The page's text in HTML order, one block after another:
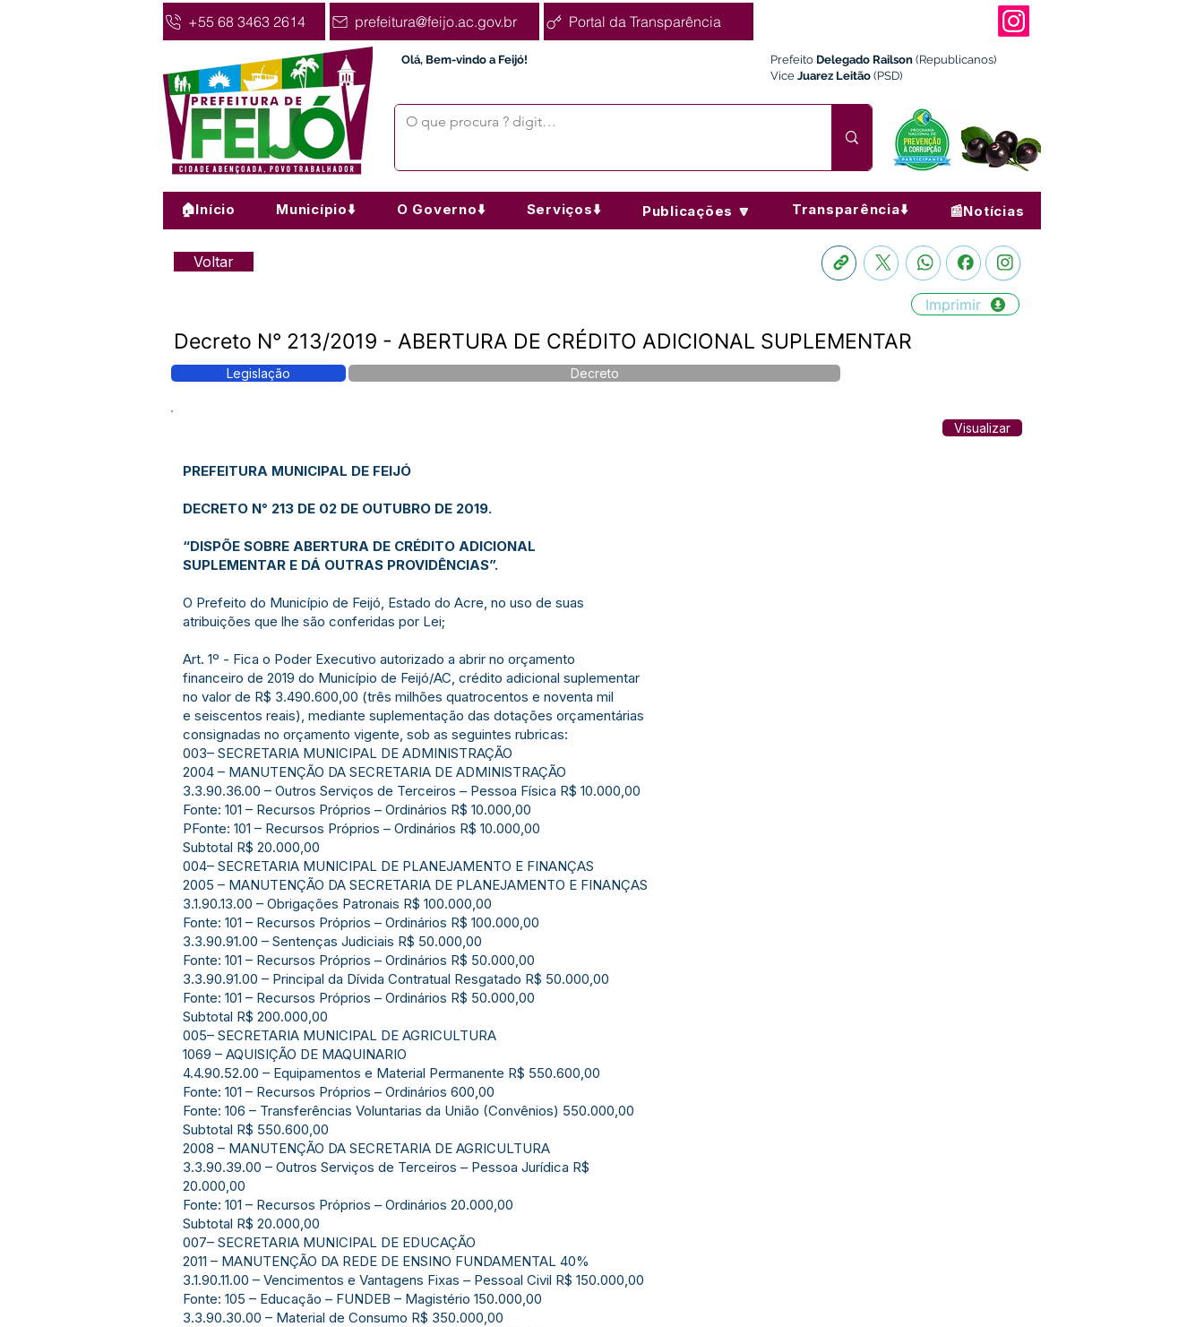
+55 68 3463 2614 prefeitura@feijo.ac.gov.br Portal da Transparência
Olá, Bem-vindo a Feijó! Prefeito Delegado Railson (Republicanos)
Vice Juarez Leitão (PSD)
🏠Início Município⬇️ O Governo⬇️ Serviços⬇️ Publicações 🔽 Transparência⬇️ 📰Notícias
Voltar
Imprimir
Decreto N° 213/2019 - ABERTURA DE CRÉDITO ADICIONAL SUPLEMENTAR
Legislação Decreto
Visualizar
PREFEITURA MUNICIPAL DE FEIJÓ
DECRETO N° 213 DE 02 DE OUTUBRO DE 2019.
“DISPÕE SOBRE ABERTURA DE CRÉDITO ADICIONAL
SUPLEMENTAR E DÁ OUTRAS PROVIDÊNCIAS”.
O Prefeito do Município de Feijó, Estado do Acre, no uso de suas
atribuições que lhe são conferidas por Lei;
Art. 1º - Fica o Poder Executivo autorizado a abrir no orçamento
financeiro de 2019 do Município de Feijó/AC, crédito adicional suplementar
no valor de R$ 3.490.600,00 (três milhões quatrocentos e noventa mil
e seiscentos reais), mediante suplementação das dotações orçamentárias
consignadas no orçamento vigente, sob as seguintes rubricas:
003– SECRETARIA MUNICIPAL DE ADMINISTRAÇÃO
2004 – MANUTENÇÃO DA SECRETARIA DE ADMINISTRAÇÃO
3.3.90.36.00 – Outros Serviços de Terceiros – Pessoa Física R$ 10.000,00
Fonte: 101 – Recursos Próprios – Ordinários R$ 10.000,00
PFonte: 101 – Recursos Próprios – Ordinários R$ 10.000,00
Subtotal R$ 20.000,00
004– SECRETARIA MUNICIPAL DE PLANEJAMENTO E FINANÇAS
2005 – MANUTENÇÃO DA SECRETARIA DE PLANEJAMENTO E FINANÇAS
3.1.90.13.00 – Obrigações Patronais R$ 100.000,00
Fonte: 101 – Recursos Próprios – Ordinários R$ 100.000,00
3.3.90.91.00 – Sentenças Judiciais R$ 50.000,00
Fonte: 101 – Recursos Próprios – Ordinários R$ 50.000,00
3.3.90.91.00 – Principal da Dívida Contratual Resgatado R$ 50.000,00
Fonte: 101 – Recursos Próprios – Ordinários R$ 50.000,00
Subtotal R$ 200.000,00
005– SECRETARIA MUNICIPAL DE AGRICULTURA
1069 – AQUISIÇÃO DE MAQUINARIO
4.4.90.52.00 – Equipamentos e Material Permanente R$ 550.600,00
Fonte: 101 – Recursos Próprios – Ordinários 600,00
Fonte: 106 – Transferências Voluntarias da União (Convênios) 550.000,00
Subtotal R$ 550.600,00
2008 – MANUTENÇÃO DA SECRETARIA DE AGRICULTURA
3.3.90.39.00 – Outros Serviços de Terceiros – Pessoa Jurídica R$
20.000,00
Fonte: 101 – Recursos Próprios – Ordinários 20.000,00
Subtotal R$ 20.000,00
007– SECRETARIA MUNICIPAL DE EDUCAÇÃO
2011 – MANUTENÇÃO DA REDE DE ENSINO FUNDAMENTAL 40%
3.1.90.11.00 – Vencimentos e Vantagens Fixas – Pessoal Civil R$ 150.000,00
Fonte: 105 – Educação – FUNDEB – Magistério 150.000,00
3.3.90.30.00 – Material de Consumo R$ 350.000,00